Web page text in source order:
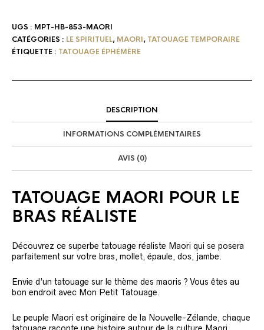
UGS : MPT-HB-853-MAORI
CATÉGORIES : LE SPIRITUEL, MAORI, TATOUAGE TEMPORAIRE
ÉTIQUETTE : TATOUAGE ÉPHÉMÈRE
DESCRIPTION
INFORMATIONS COMPLÉMENTAIRES
AVIS (0)
TATOUAGE MAORI POUR LE
BRAS RÉALISTE
Découvrez ce superbe tatouage réaliste Maori qui se posera
parfaitement sur votre bras, mollet, épaule, dos, jambe.
Envie d’un tatouage sur le thème des maoris ? Vous êtes au
bon endroit avec Mon Petit Tatouage.
Le peuple Maori est originaire de la Nouvelle-Zélande, chaque
tatouage raconte une histoire autour de la culture Maori.